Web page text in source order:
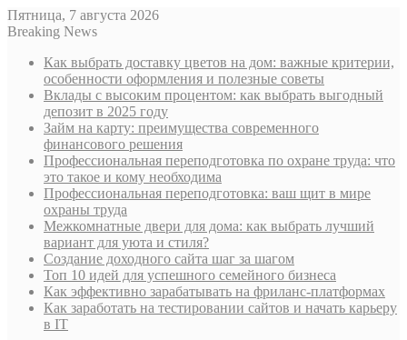
Пятница, 7 августа 2026
Breaking News
Как выбрать доставку цветов на дом: важные критерии,
особенности оформления и полезные советы
Вклады с высоким процентом: как выбрать выгодный
депозит в 2025 году
Займ на карту: преимущества современного
финансового решения
Профессиональная переподготовка по охране труда: что
это такое и кому необходима
Профессиональная переподготовка: ваш щит в мире
охраны труда
Межкомнатные двери для дома: как выбрать лучший
вариант для уюта и стиля?
Создание доходного сайта шаг за шагом
Топ 10 идей для успешного семейного бизнеса
Как эффективно зарабатывать на фриланс-платформах
Как заработать на тестировании сайтов и начать карьеру
в IT